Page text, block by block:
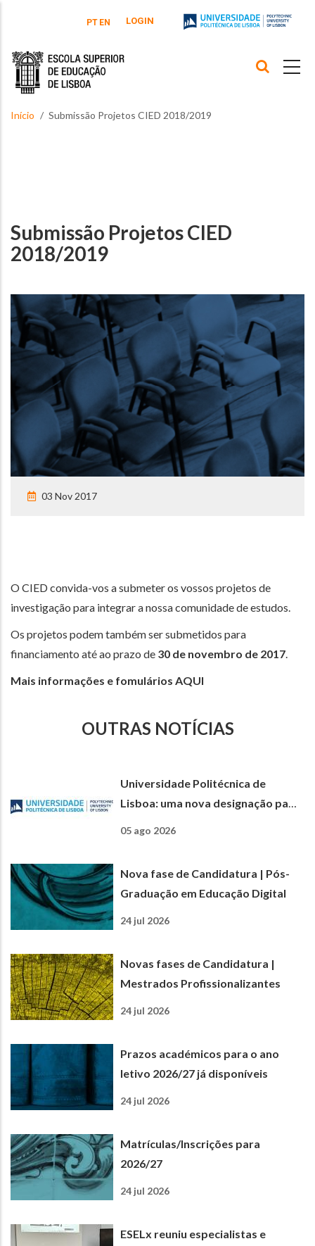
PT EN LOGIN
Início Submissão Projetos CIED 2018/2019
Submissão Projetos CIED
2018/2019
03 Nov 2017
O CIED convida-vos a submeter os vossos projetos de
investigação para integrar a nossa comunidade de estudos.
Os projetos podem também ser submetidos para
financiamento até ao prazo de 30 de novembro de 2017.
Mais informações e fomulários AQUI
OUTRAS NOTÍCIAS
Universidade Politécnica de
Lisboa: uma nova designação para
05 ago 2026
Nova fase de Candidatura | Pós-
Graduação em Educação Digital
24 jul 2026
Novas fases de Candidatura |
Mestrados Profissionalizantes
24 jul 2026
Prazos académicos para o ano
letivo 2026/27 já disponíveis
24 jul 2026
Matrículas/Inscrições para
2026/27
24 jul 2026
ESELx reuniu especialistas e